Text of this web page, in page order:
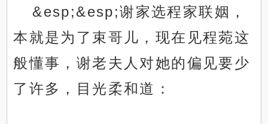
&esp;&esp;谢家选程家联姻，
本就是为了束哥儿，现在见程菀这
般懂事，谢老夫人对她的偏见要少
了许多，目光柔和道：